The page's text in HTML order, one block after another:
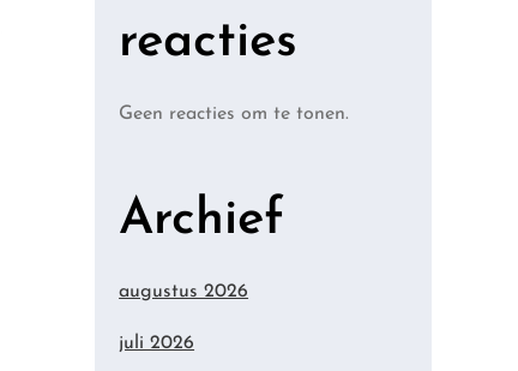
reacties
Geen reacties om te tonen.
Archief
augustus 2026
juli 2026